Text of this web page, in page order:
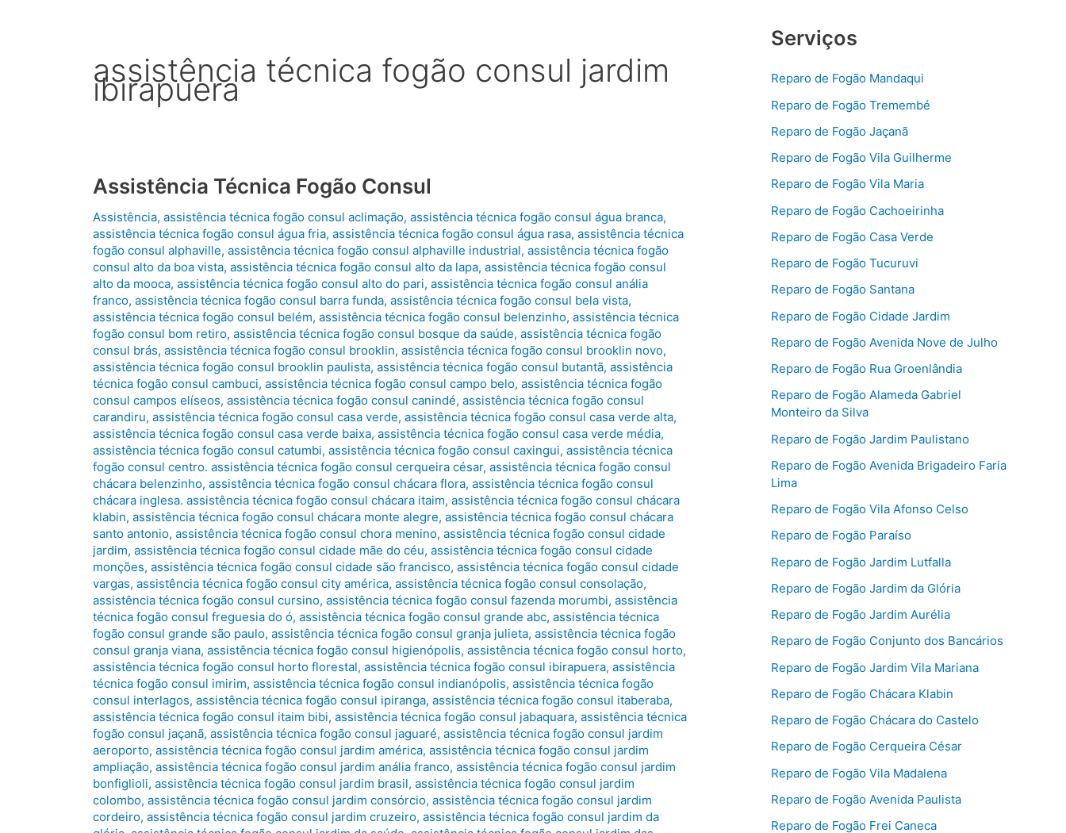
assistência técnica fogão consul jardim
ibirapuera
Assistência Técnica Fogão Consul
Assistência, assistência técnica fogão consul aclimação, assistência técnica fogão consul água branca,
assistência técnica fogão consul água fria, assistência técnica fogão consul água rasa, assistência técnica
fogão consul alphaville, assistência técnica fogão consul alphaville industrial, assistência técnica fogão
consul alto da boa vista, assistência técnica fogão consul alto da lapa, assistência técnica fogão consul
alto da mooca, assistência técnica fogão consul alto do pari, assistência técnica fogão consul anália
franco, assistência técnica fogão consul barra funda, assistência técnica fogão consul bela vista,
assistência técnica fogão consul belém, assistência técnica fogão consul belenzinho, assistência técnica
fogão consul bom retiro, assistência técnica fogão consul bosque da saúde, assistência técnica fogão
consul brás, assistência técnica fogão consul brooklin, assistência técnica fogão consul brooklin novo,
assistência técnica fogão consul brooklin paulista, assistência técnica fogão consul butantã, assistência
técnica fogão consul cambuci, assistência técnica fogão consul campo belo, assistência técnica fogão
consul campos elíseos, assistência técnica fogão consul canindé, assistência técnica fogão consul
carandiru, assistência técnica fogão consul casa verde, assistência técnica fogão consul casa verde alta,
assistência técnica fogão consul casa verde baixa, assistência técnica fogão consul casa verde média,
assistência técnica fogão consul catumbi, assistência técnica fogão consul caxingui, assistência técnica
fogão consul centro. assistência técnica fogão consul cerqueira césar, assistência técnica fogão consul
chácara belenzinho, assistência técnica fogão consul chácara flora, assistência técnica fogão consul
chácara inglesa. assistência técnica fogão consul chácara itaim, assistência técnica fogão consul chácara
klabin, assistência técnica fogão consul chácara monte alegre, assistência técnica fogão consul chácara
santo antonio, assistência técnica fogão consul chora menino, assistência técnica fogão consul cidade
jardim, assistência técnica fogão consul cidade mãe do céu, assistência técnica fogão consul cidade
monções, assistência técnica fogão consul cidade são francisco, assistência técnica fogão consul cidade
vargas, assistência técnica fogão consul city américa, assistência técnica fogão consul consolação,
assistência técnica fogão consul cursino, assistência técnica fogão consul fazenda morumbi, assistência
técnica fogão consul freguesia do ó, assistência técnica fogão consul grande abc, assistência técnica
fogão consul grande são paulo, assistência técnica fogão consul granja julieta, assistência técnica fogão
consul granja viana, assistência técnica fogão consul higienópolis, assistência técnica fogão consul horto,
assistência técnica fogão consul horto florestal, assistência técnica fogão consul ibirapuera, assistência
técnica fogão consul imirim, assistência técnica fogão consul indianópolis, assistência técnica fogão
consul interlagos, assistência técnica fogão consul ipiranga, assistência técnica fogão consul itaberaba,
assistência técnica fogão consul itaim bibi, assistência técnica fogão consul jabaquara, assistência técnica
fogão consul jaçanã, assistência técnica fogão consul jaguaré, assistência técnica fogão consul jardim
aeroporto, assistência técnica fogão consul jardim américa, assistência técnica fogão consul jardim
ampliação, assistência técnica fogão consul jardim anália franco, assistência técnica fogão consul jardim
bonfiglioli, assistência técnica fogão consul jardim brasil, assistência técnica fogão consul jardim
colombo, assistência técnica fogão consul jardim consórcio, assistência técnica fogão consul jardim
cordeiro, assistência técnica fogão consul jardim cruzeiro, assistência técnica fogão consul jardim da
Serviços
Reparo de Fogão Mandaqui
Reparo de Fogão Tremembé
Reparo de Fogão Jaçanã
Reparo de Fogão Vila Guilherme
Reparo de Fogão Vila Maria
Reparo de Fogão Cachoeirinha
Reparo de Fogão Casa Verde
Reparo de Fogão Tucuruvi
Reparo de Fogão Santana
Reparo de Fogão Cidade Jardim
Reparo de Fogão Avenida Nove de Julho
Reparo de Fogão Rua Groenlândia
Reparo de Fogão Alameda Gabriel
Monteiro da Silva
Reparo de Fogão Jardim Paulistano
Reparo de Fogão Avenida Brigadeiro Faria
Lima
Reparo de Fogão Vila Afonso Celso
Reparo de Fogão Paraíso
Reparo de Fogão Jardim Lutfalla
Reparo de Fogão Jardim da Glória
Reparo de Fogão Jardim Aurélia
Reparo de Fogão Conjunto dos Bancários
Reparo de Fogão Jardim Vila Mariana
Reparo de Fogão Chácara Klabin
Reparo de Fogão Chácara do Castelo
Reparo de Fogão Cerqueira César
Reparo de Fogão Vila Madalena
Reparo de Fogão Avenida Paulista
Reparo de Fogão Frei Caneca